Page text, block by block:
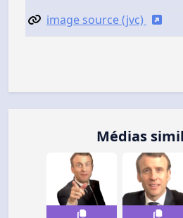
image source (jvc)
Médias